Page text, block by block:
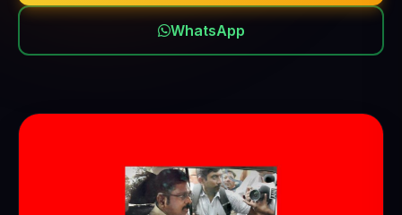
WhatsApp